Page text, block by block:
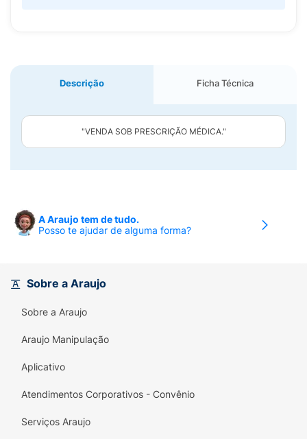
Descrição Ficha Técnica
"VENDA SOB PRESCRIÇÃO MÉDICA."
A Araujo tem de tudo.
Posso te ajudar de alguma forma?
Sobre a Araujo
Sobre a Araujo
Araujo Manipulação
Aplicativo
Atendimentos Corporativos - Convênio
Serviços Araujo